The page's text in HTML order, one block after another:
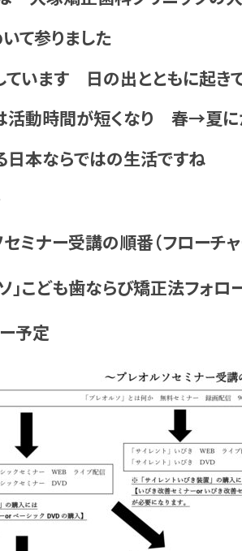
て参りました
ています 日の出とともに起き
動時間が短くなり 春→夏に
日本ならではの生活ですね
ミナー受講の順番（フローチャ
」こども歯ならび矯正法フォ
予定